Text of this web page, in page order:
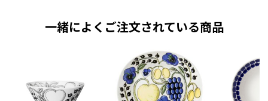
一緒によくご注文されている商品